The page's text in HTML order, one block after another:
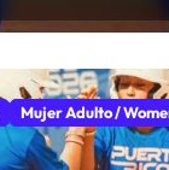
Mujer Adulto /